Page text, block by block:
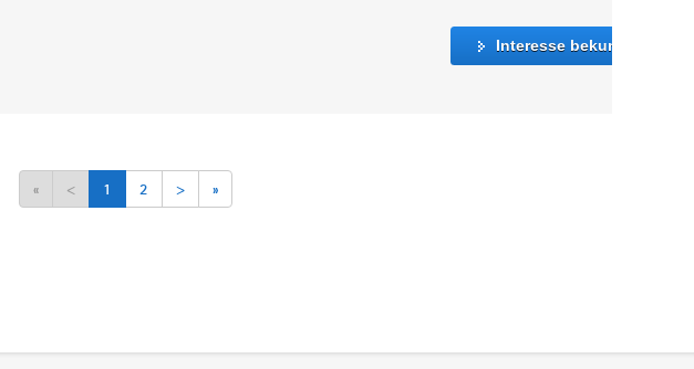
Interesse bekunden
« < 1 2 > »